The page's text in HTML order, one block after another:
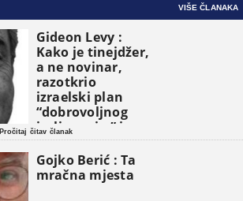
VIŠE ČLANAKA
Gideon Levy :
Kako je tinejdžer,
a ne novinar,
razotkrio
izraelski plan
“dobrovoljnog
iseljavanja ” iz
Gaze
Pročitaj čitav članak
Gojko Berić : Ta
mračna mjesta